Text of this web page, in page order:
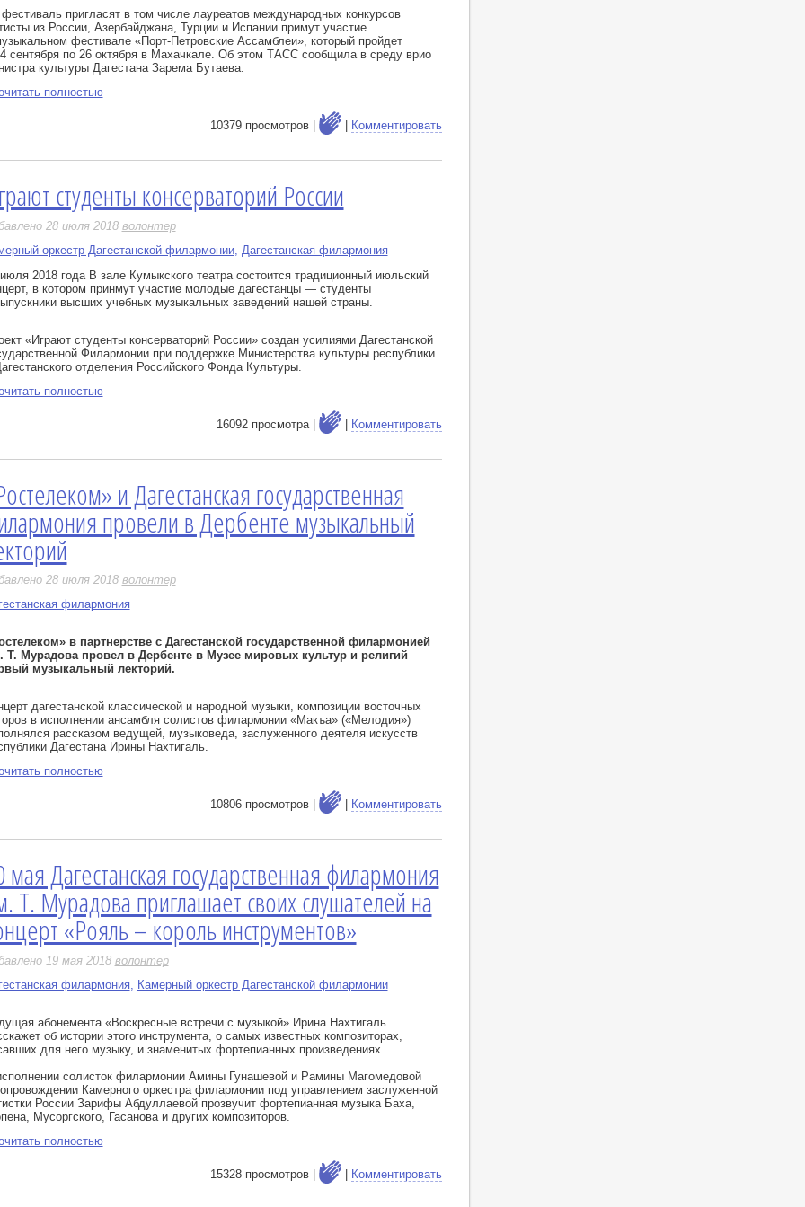
пригласят в том числе лауреатов международных конкурсов
из России, Азербайджана, Турции и Испании примут участие
фестивале «Порт-Петровские Ассамблеи», который пройдет
сентября по 26 октября в Махачкале. Об этом ТАСС сообщила в среду врио
культуры Дагестана Зарема Бутаева.
полностью
10379 просмотров | Комментировать
студенты консерваторий России
28 июля 2018 волонтер
оркестр Дагестанской филармонии, Дагестанская филармония
2018 года В зале Кумыкского театра состоится традиционный июльский
в котором принмут участие молодые дагестанцы — студенты
высших учебных музыкальных заведений нашей страны.
«Играют студенты консерваторий России» создан усилиями Дагестанской
Филармонии при поддержке Министерства культуры республики
отделения Российского Фонда Культуры.
полностью
16092 просмотра | | Комментировать
и Дагестанская государственная
провели в Дербенте музыкальный
28 июля 2018 волонтер
филармония
в партнерстве с Дагестанской государственной филармонией
Т. Мурадова провел в Дербенте в Музее мировых культур и религий
музыкальный лекторий.
дагестанской классической и народной музыки, композиции восточных
в исполнении ансамбля солистов филармонии «Макъа» («Мелодия»)
рассказом ведущей, музыковеда, заслуженного деятеля искусств
Дагестана Ирины Нахтигаль.
полностью
10806 просмотров | Комментировать
мая Дагестанская государственная филармония
Т. Мурадова приглашает своих слушателей на
«Рояль – король инструментов»
19 мая 2018 волонтер
филармония, Камерный оркестр Дагестанской филармонии
абонемента «Воскресные встречи с музыкой» Ирина Нахтигаль
об истории этого инструмента, о самых известных композиторах,
для него музыку, и знаменитых фортепианных произведениях.
солисток филармонии Амины Гунашевой и Рамины Магомедовой
Камерного оркестра филармонии под управлением заслуженной
России Зарифы Абдуллаевой прозвучит фортепианная музыка Баха,
Мусоргского, Гасанова и других композиторов.
полностью
15328 просмотров | Комментировать